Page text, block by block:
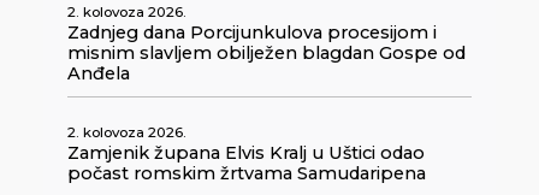
2. kolovoza 2026.
Zadnjeg dana Porcijunkulova procesijom i
misnim slavljem obilježen blagdan Gospe od
Anđela
2. kolovoza 2026.
Zamjenik župana Elvis Kralj u Uštici odao
počast romskim žrtvama Samudaripena